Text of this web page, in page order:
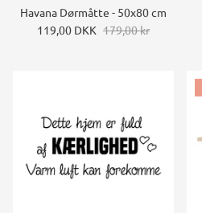
Havana Dørmåtte - 50x80 cm
119,00 DKK 179,00 kr